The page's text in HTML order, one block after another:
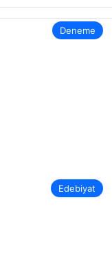
Deneme
Edebiyat